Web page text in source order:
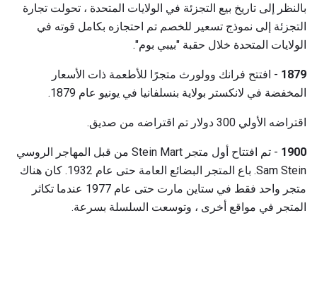
بالنظر إلى تاريخ بيع التجزئة في الولايات المتحدة ، تحولت تجارة
التجزئة إلى نموذج تسعير للخصم تم احتجازه بكامل قوته في
الولايات المتحدة خلال حقبة "بيبي بوم".
1879 - افتتح فرانك وولورث متجرًا للأطعمة ذات الأسعار
المخفضة في لانكستر بولاية بنسلفانيا في يونيو عام 1879.
اقتراضه الأولي 300 دولار تم اقتراضه من صديق.
1900
- تم افتتاح أول متجر Stein Mart من قبل المهاجر الروسي
Sam Stein. باع المتجر البضائع العامة حتى عام 1932. كان هناك
متجر واحد فقط في ستاين مارت حتى عام 1977 عندما تكاثر
المتجر في مواقع أخرى ، وتوسعت السلسلة بسرعة.